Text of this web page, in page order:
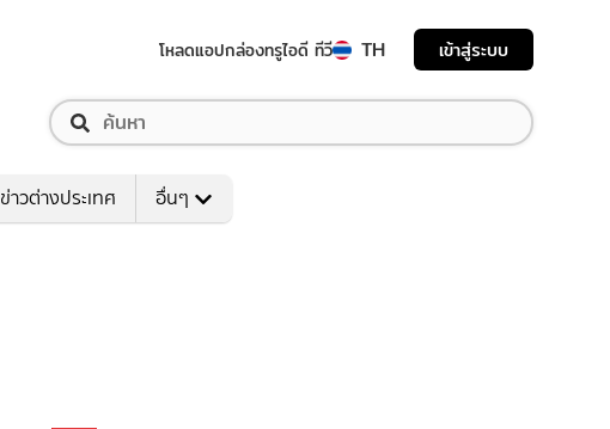
โหลดแอปกล่องทรูไอดี ทีวี TH เข้าสู่ระบบ
ข่าวต่างประเทศ อื่นๆ